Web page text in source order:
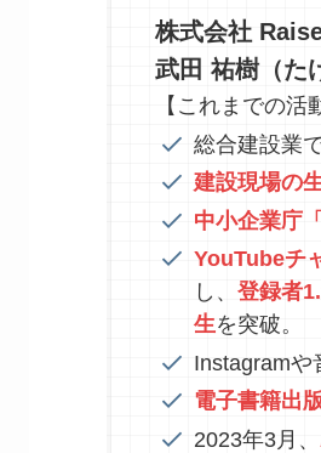
株式会社
武田 祐樹（た
【これまでの活
総合建設業
建設現場の
中小企業庁
YouTubeチ
し、 登録者
生を突破。
Instagramや
電子書籍出
2023年3月、